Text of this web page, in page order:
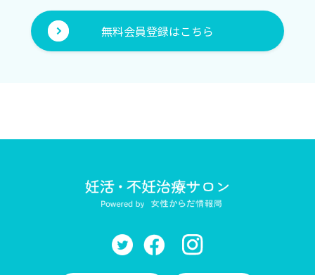
無料会員登録はこちら